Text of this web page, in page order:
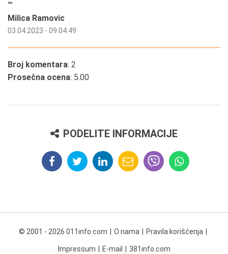
“”
Milica Ramovic
03.04.2023 - 09:04:49
Broj komentara: 2
Prosečna ocena: 5.00
PODELITE INFORMACIJE
© 2001 - 2026 011info.com O nama Pravila korišćenja
Impressum E-mail 381info.com